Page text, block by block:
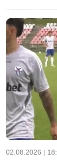
02.08.2026 |